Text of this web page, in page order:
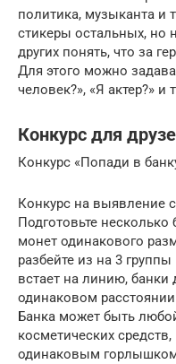
политика, музыканта и
стикеры остальных, но
других понять, что за
Для этого можно
человек?», «Я актер?» и
Конкурс для
Конкурс «Попади в
Конкурс на выявление
Подготовьте
монет одинакового
разбейте из на 3
встает на линию,
одинаковом
Банка может быть
косметических
одинаковым